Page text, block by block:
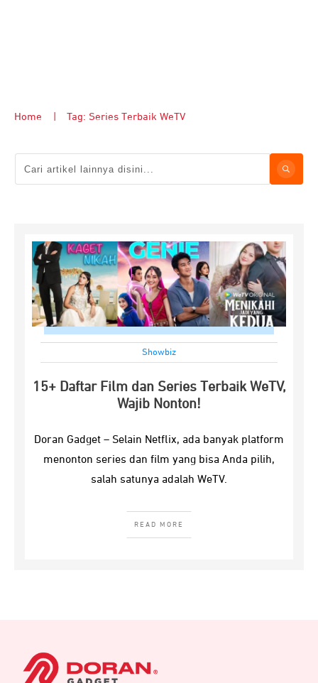
Home Tag: Series Terbaik WeTV
Showbiz
15+ Daftar Film dan Series Terbaik WeTV,
Wajib Nonton!
Doran Gadget – Selain Netflix, ada banyak platform
menonton series dan film yang bisa Anda pilih,
salah satunya adalah WeTV.
READ MORE